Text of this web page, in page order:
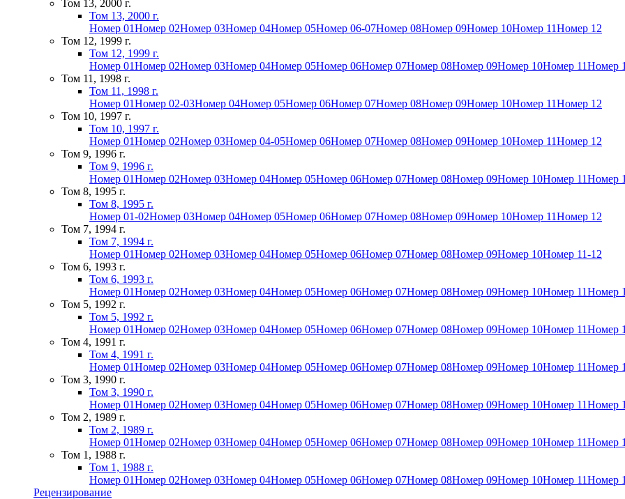
Том 13, 2000 г.
Том 13, 2000 г.
Номер 01Номер 02Номер 03Номер 04Номер 05Номер 06-07Номер 08Номер 09Номер 10Номер 11Номер 12
Том 12, 1999 г.
Том 12, 1999 г.
Номер 01Номер 02Номер 03Номер 04Номер 05Номер 06Номер 07Номер 08Номер 09Номер 10Номер 11Номер
Том 11, 1998 г.
Том 11, 1998 г.
Номер 01Номер 02-03Номер 04Номер 05Номер 06Номер 07Номер 08Номер 09Номер 10Номер 11Номер 12
Том 10, 1997 г.
Том 10, 1997 г.
Номер 01Номер 02Номер 03Номер 04-05Номер 06Номер 07Номер 08Номер 09Номер 10Номер 11Номер 12
Том 9, 1996 г.
Том 9, 1996 г.
Номер 01Номер 02Номер 03Номер 04Номер 05Номер 06Номер 07Номер 08Номер 09Номер 10Номер 11Номер
Том 8, 1995 г.
Том 8, 1995 г.
Номер 01-02Номер 03Номер 04Номер 05Номер 06Номер 07Номер 08Номер 09Номер 10Номер 11Номер 12
Том 7, 1994 г.
Том 7, 1994 г.
Номер 01Номер 02Номер 03Номер 04Номер 05Номер 06Номер 07Номер 08Номер 09Номер 10Номер 11-12
Том 6, 1993 г.
Том 6, 1993 г.
Номер 01Номер 02Номер 03Номер 04Номер 05Номер 06Номер 07Номер 08Номер 09Номер 10Номер 11Номер
Том 5, 1992 г.
Том 5, 1992 г.
Номер 01Номер 02Номер 03Номер 04Номер 05Номер 06Номер 07Номер 08Номер 09Номер 10Номер 11Номер
Том 4, 1991 г.
Том 4, 1991 г.
Номер 01Номер 02Номер 03Номер 04Номер 05Номер 06Номер 07Номер 08Номер 09Номер 10Номер 11Номер
Том 3, 1990 г.
Том 3, 1990 г.
Номер 01Номер 02Номер 03Номер 04Номер 05Номер 06Номер 07Номер 08Номер 09Номер 10Номер 11Номер
Том 2, 1989 г.
Том 2, 1989 г.
Номер 01Номер 02Номер 03Номер 04Номер 05Номер 06Номер 07Номер 08Номер 09Номер 10Номер 11Номер
Том 1, 1988 г.
Том 1, 1988 г.
Номер 01Номер 02Номер 03Номер 04Номер 05Номер 06Номер 07Номер 08Номер 09Номер 10Номер 11Номер
Рецензирование